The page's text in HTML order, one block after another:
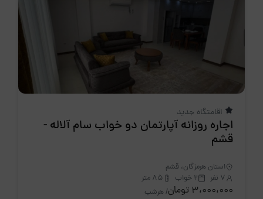
اقامتگاه جدید
اجاره روزانه آپارتمان دو خواب سام آلاله -
قشم
استان هرمزگان، قشم
7 نفر
2 خواب 85 متر
3،000،000 تومان / هرشب